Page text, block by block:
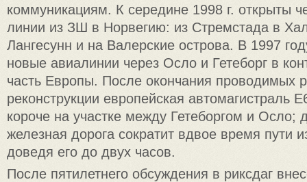
коммуникациям. К середине 1998 г. открыты
линии из ЗШ в Норвегию: из Стремстада в
Лангесунн и на Валерские острова. В 1997
новые авиалинии через Осло и Гетеборг в
часть Европы. После окончания проводимых
реконструкции европейская автомагистраль
короче на участке между Гетеборгом и Осло;
железная дорога сократит вдвое время пути
доведя его до двух часов.
После пятилетнего обсуждения в риксдаг